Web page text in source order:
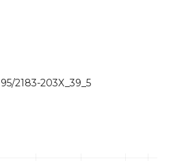
2183-203X_39_5